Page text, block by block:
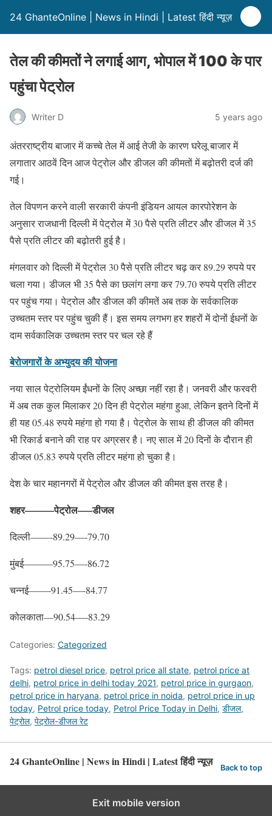
24 GhanteOnline | News in Hindi | Latest हिंदी न्यूज़
तेल की कीमतों ने लगाई आग, भोपाल में 100 के पार
पहुंचा पेट्रोल
Writer D 5 years ago
अंतरराष्ट्रीय बाजार में कच्चे तेल में आई तेजी के कारण घरेलू बाजार में
लगातार आठवें दिन आज पेट्रोल और डीजल की कीमतों में बढ़ोतरी दर्ज की
गई।
तेल विपणन करने वाली सरकारी कंपनी इंडियन आयल कारपोरेशन के
अनुसार राजधानी दिल्ली में पेट्रोल में 30 पैसे प्रति लीटर और डीजल में 35
पैसे प्रति लीटर की बढ़ोतरी हुई है।
मंगलवार को दिल्ली में पेट्रोल 30 पैसे प्रति लीटर चढ़ कर 89.29 रुपये पर
चला गया। डीजल भी 35 पैसे का छलांग लगा कर 79.70 रुपये प्रति लीटर
पर पहुंच गया। पेट्रोल और डीजल की कीमतें अब तक के सर्वकालिक
उच्चतम स्तर पर पहुंच चुकी हैं। इस समय लगभग हर शहरों में दोनों ईधनों के
दाम सर्वकालिक उच्चतम स्तर पर चल रहे हैं
बेरोजगारों के अभ्युदय की योजना
नया साल पेट्रोलियम ईंधनों के लिए अच्छा नहीं रहा है। जनवरी और फरवरी
में अब तक कुल मिलाकर 20 दिन ही पेट्रोल महंगा हुआ, लेकिन इतने दिनों में
ही यह 05.48 रुपये महंगा हो गया है। पेट्रोल के साथ ही डीजल की कीमत
भी रिकार्ड बनाने की राह पर अग्रसर है। नए साल में 20 दिनों के दौरान ही
डीजल 05.83 रुपये प्रति लीटर महंगा हो चुका है।
देश के चार महानगरों में पेट्रोल और डीजल की कीमत इस तरह है।
शहर———पेट्रोल—–डीजल
दिल्ली——-89.29—-79.70
मुंबई———95.75—-86.72
चन्नई——-91.45—-84.77
कोलकाता—90.54—-83.29
Categories: Categorized
Tags: petrol diesel price, petrol price all state, petrol price at
delhi, petrol price in delhi today 2021, petrol price in gurgaon,
petrol price in haryana, petrol price in noida, petrol price in up
today, Petrol price today, Petrol Price Today in Delhi, डीजल,
पेट्रोल, पेट्रोल-डीजल रेट
24 GhanteOnline | News in Hindi | Latest हिंदी न्यूज़ Back to top
Exit mobile version